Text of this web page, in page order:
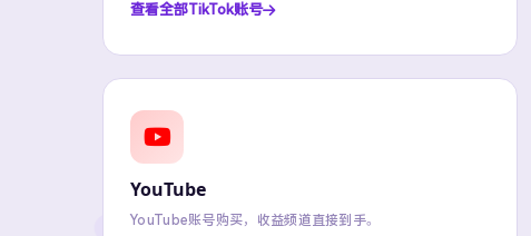
查看全部TikTok账号
YouTube
YouTube账号购买，收益频道直接到手。